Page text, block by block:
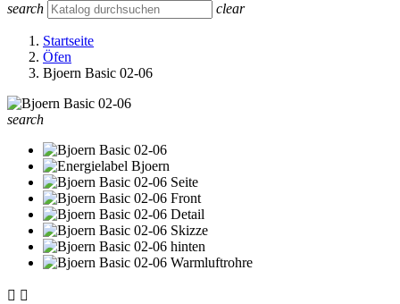
search clear
Startseite
Öfen
Bjoern Basic 02-06
search
 